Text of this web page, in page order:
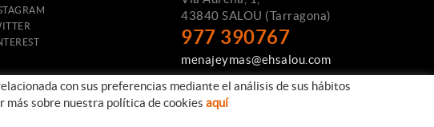
43840 SALOU (Tarragona)
977 390767
menajeymas@ehsalou.com
con sus preferencias mediante el análisis de sus hábitos
más sobre nuestra política de cookies aquí